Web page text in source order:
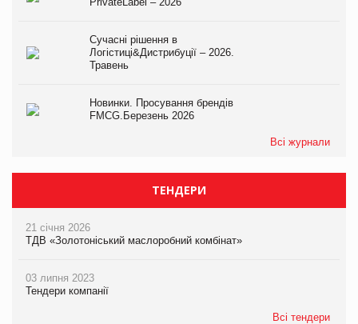
Сучасні рішення в
Логістиці&Дистрибуції – 2026.
Травень
Новинки. Просування брендів
FMCG.Березень 2026
Всі журнали
ТЕНДЕРИ
21 січня 2026
ТДВ «Золотоніський маслоробний комбінат»
03 липня 2023
Тендери компанії
Всі тендери